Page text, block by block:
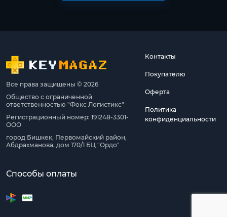
Все права защищены © 2026
Общество с ограниченной
ответственностью "Фокс Логистикс"
Регистрационный номер: 191248-3301-
ООО
город Бишкек, Первомайский район,
Абдрахманова, дом 170/1 БЦ "Ордо"
Контакты
Покупателю
Оферта
Политика
конфиденциальности
Способы оплаты